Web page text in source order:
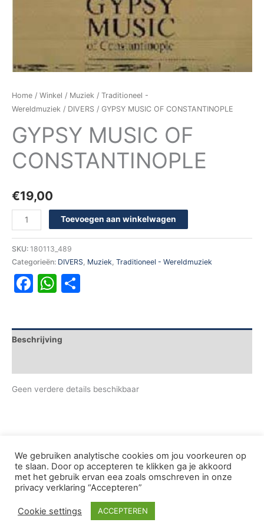
Home / Winkel / Muziek / Traditioneel -
Wereldmuziek / DIVERS / GYPSY MUSIC OF CONSTANTINOPLE
GYPSY MUSIC OF
CONSTANTINOPLE
€19,00
Toevoegen aan winkelwagen
SKU: 180113_489
Categorieën: DIVERS Muziek Traditioneel - Wereldmuziek
Facebook
WhatsApp
Beschrijving
Geen verdere details beschikbaar
Copyright © 2005-2026 De Griekse Wereld | Design
deWebShopFactory
We gebruiken analytische cookies om jou voorkeuren op
te slaan. Door op accepteren te klikken ga je akkoord
met het gebruik ervan eea zoals omschreven in onze
privacy verklaring “Accepteren”
Cookie settings ACCEPTEREN